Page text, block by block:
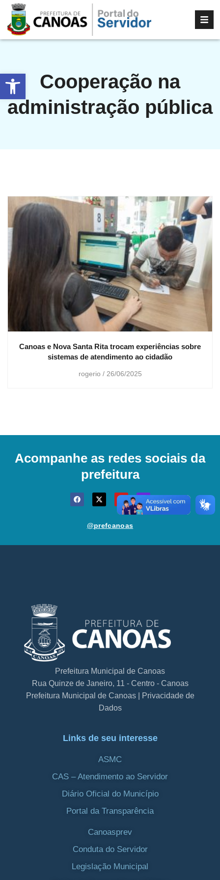
Abrir a barra de ferramentas
Cooperação na
administração pública
Canoas e Nova Santa Rita trocam experiências sobre
sistemas de atendimento ao cidadão
rogerio 26/06/2025
Acompanhe as redes sociais da
prefeitura
@prefcanoas
Prefeitura Municipal de Canoas
Rua Quinze de Janeiro, 11 - Centro - Canoas
Prefeitura Municipal de Canoas | Privacidade de
Dados
Links de seu interesse
ASMC
CAS – Atendimento ao Servidor
Diário Oficial do Município
Portal da Transparência
Canoasprev
Conduta do Servidor
Legislação Municipal